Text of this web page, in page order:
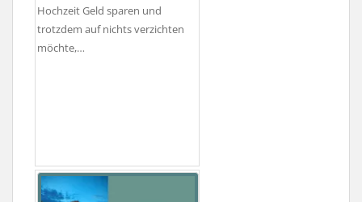
Hochzeit Geld sparen und
trotzdem auf nichts verzichten
möchte,…